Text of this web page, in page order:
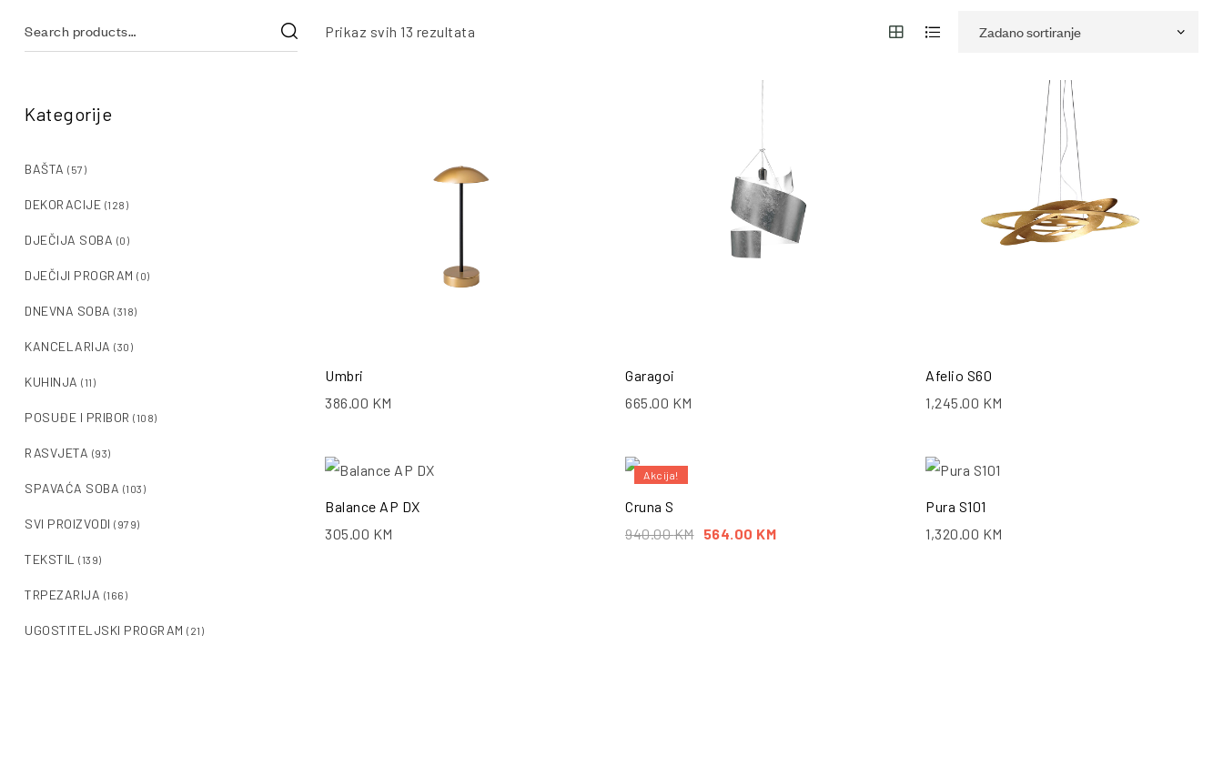
Prikaz svih 13 rezultata
Umbri
386.00 KM
Garagoi
665.00 KM
Afelio S60
1,245.00 KM
Balance AP DX
305.00 KM
Akcija!
Cruna S
940.00KM 564.00 KM
Pura S101
1,320.00 KM
Kategorije
BAŠTA (57)
DEKORACIJE (128)
DJEČIJA SOBA (0)
DJEČIJI PROGRAM (0)
DNEVNA SOBA (318)
KANCELARIJA (30)
KUHINJA (11)
POSUĐE I PRIBOR (108)
RASVJETA (93)
SPAVAĆA SOBA (103)
SVI PROIZVODI (979)
TEKSTIL (139)
TRPEZARIJA (166)
UGOSTITELJSKI PROGRAM (21)